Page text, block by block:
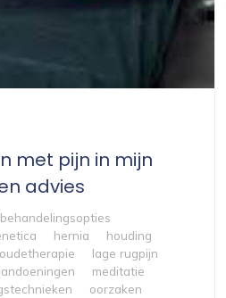
met pijn in mijn
advies
behandelingsopties
hernia
houding
lage rugpijn
meditatie
oorzaken